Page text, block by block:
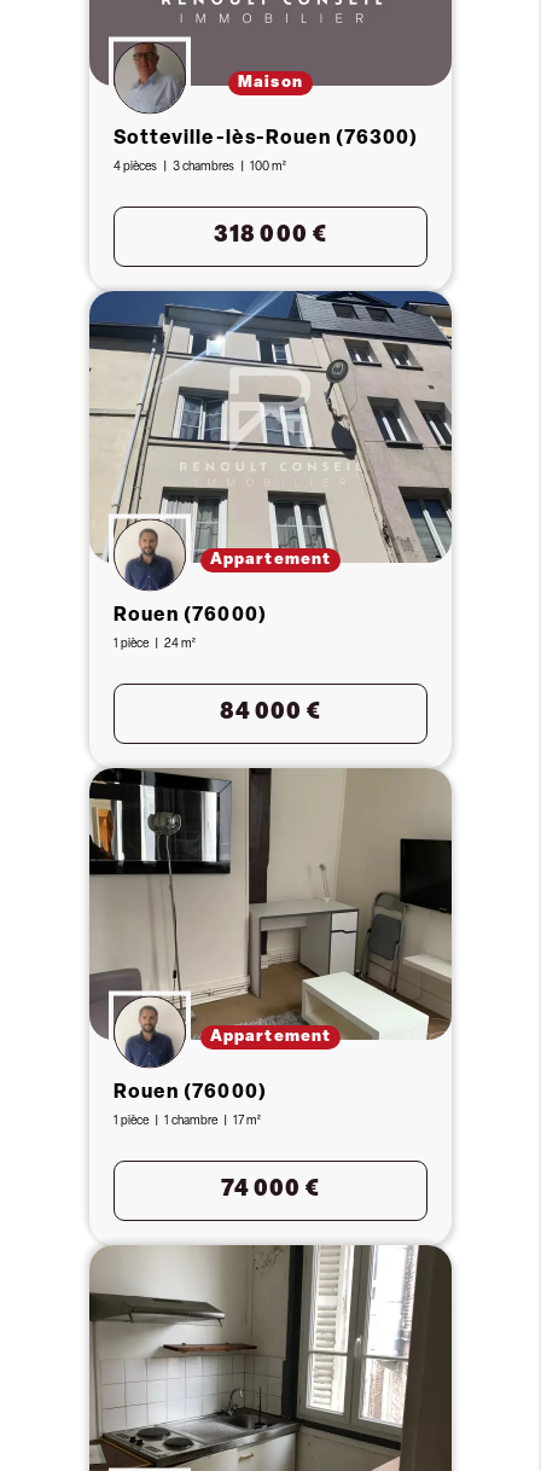
Maison
Sotteville-lès-Rouen (76300)
4 pièces 3 chambres 100 m²
318 000 €
Appartement
Rouen (76000)
1 pièce 24 m²
84 000 €
Appartement
Rouen (76000)
1 pièce 1 chambre 17 m²
74 000 €